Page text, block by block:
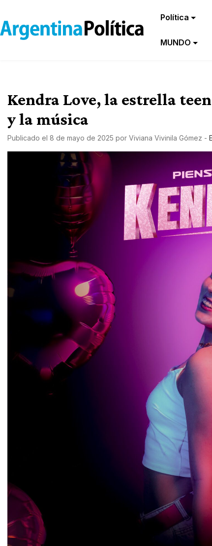
Política
MUNDO
Kendra Love, la estrella
y la música
Publicado el 8 de mayo de 2025 por Viviana Vivinila Gómez -